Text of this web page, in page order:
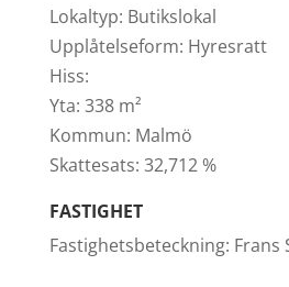
Lokaltyp: Butikslokal
Upplåtelseform: Hyresratt
Hiss:
Yta: 338 m²
Kommun: Malmö
Skattesats: 32,712 %
FASTIGHET
Fastighetsbeteckning: Frans